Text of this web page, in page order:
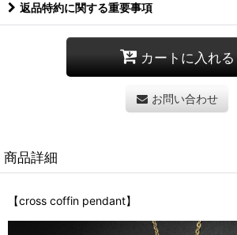
返品特約に関する重要事項
カートに入れる
お問い合わせ
商品詳細
【cross coffin pendant】